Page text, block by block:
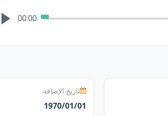
00:00
تاريخ الإضافة
1970/01/01